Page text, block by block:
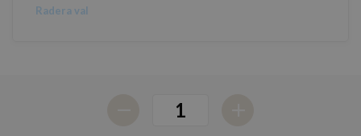
Radera val